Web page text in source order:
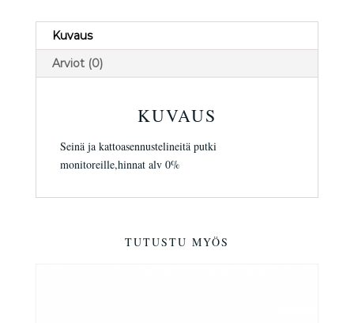
Kuvaus
Arviot (0)
KUVAUS
Seinä ja kattoasennustelineitä putki
monitoreille,hinnat alv 0%
TUTUSTU MYÖS